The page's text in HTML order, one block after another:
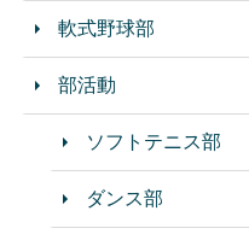
軟式野球部
部活動
ソフトテニス部
ダンス部